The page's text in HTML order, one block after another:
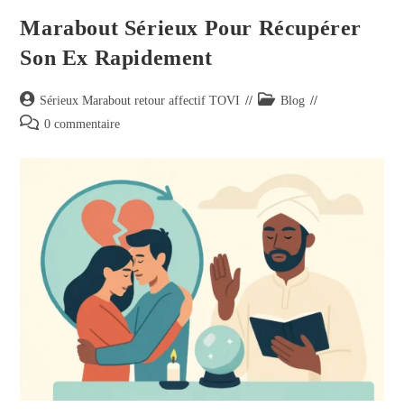
Marabout Sérieux Pour Récupérer
Son Ex Rapidement
Sérieux Marabout retour affectif TOVI
Blog
0 commentaire